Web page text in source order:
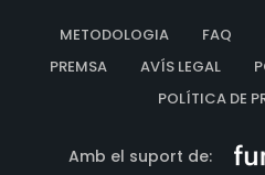
METODOLOGIA FAQ
PREMSA
AVÍS LEGAL
POLÍTICA DE
Amb el suport de: